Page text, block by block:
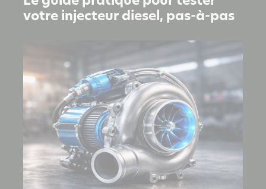
votre injecteur diesel, pas-à-pas